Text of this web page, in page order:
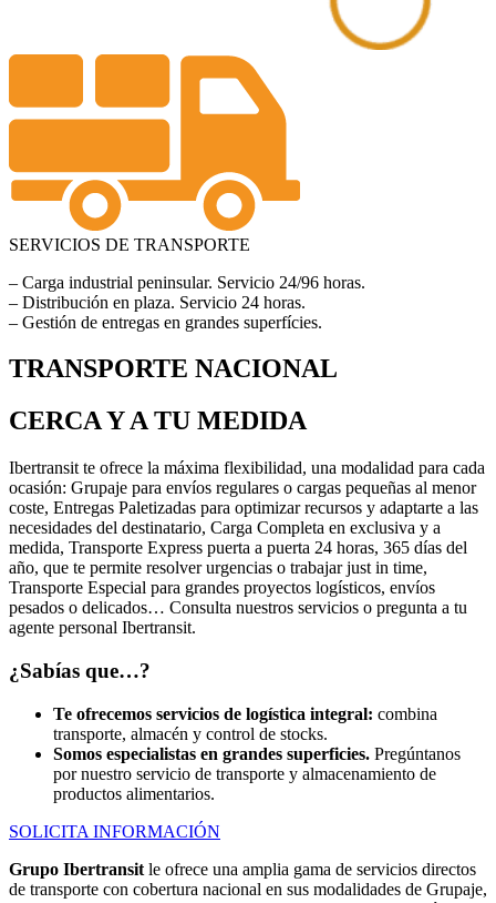
SERVICIOS DE TRANSPORTE
– Carga industrial peninsular. Servicio 24/96 horas.
– Distribución en plaza. Servicio 24 horas.
– Gestión de entregas en grandes superfícies.
TRANSPORTE NACIONAL
CERCA Y A TU MEDIDA
Ibertransit te ofrece la máxima flexibilidad, una modalidad para cada
ocasión: Grupaje para envíos regulares o cargas pequeñas al menor
coste, Entregas Paletizadas para optimizar recursos y adaptarte a las
necesidades del destinatario, Carga Completa en exclusiva y a
medida, Transporte Express puerta a puerta 24 horas, 365 días del
año, que te permite resolver urgencias o trabajar just in time,
Transporte Especial para grandes proyectos logísticos, envíos
pesados o delicados… Consulta nuestros servicios o pregunta a tu
agente personal Ibertransit.
¿Sabías que…?
Te ofrecemos servicios de logística integral: combina
transporte, almacén y control de stocks.
Somos especialistas en grandes superficies. Pregúntanos
por nuestro servicio de transporte y almacenamiento de
productos alimentarios.
SOLICITA INFORMACIÓN
Grupo Ibertransit le ofrece una amplia gama de servicios directos
de transporte con cobertura nacional en sus modalidades de Grupaje,